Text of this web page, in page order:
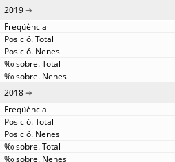
2019
2018